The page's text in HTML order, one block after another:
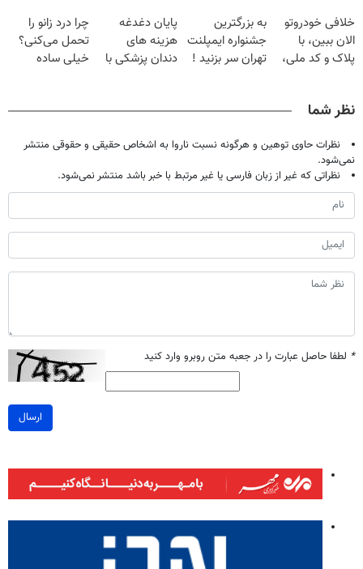
میلیون تومان!!!
(40%off)
صحبت کنید)
خلافی خودروتو
الان ببین، با
پلاک و کد ملی،
به بزرگترین
جشنواره ایمپلنت
تهران سر بزنید !
پایان دغدغه
هزینه های
دندان پزشکی با
چرا درد زانو را
تحمل می‌کنی؟
خیلی ساده
نظر شما
نظرات حاوی توهین و هرگونه نسبت ناروا به اشخاص حقیقی و حقوقی منتشر
نمی‌شود.
نظراتی که غیر از زبان فارسی یا غیر مرتبط با خبر باشد منتشر نمی‌شود.
* لطفا حاصل عبارت را در جعبه متن روبرو وارد کنید
ارسال